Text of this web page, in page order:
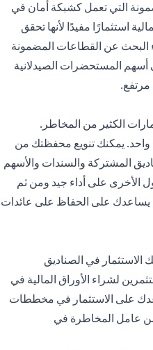
التي تعمل كشبكة أمان في
استثمارًا مفيدًا لأنها تحقق
البحث عن القطاعات المضمونة
المستحضرات الصيدلانية
مرتفع.
الكثير من المخاطر.
واحد. يمكنك تنويع محفظتك من
المشتركة والسندات والأسهم
الأخرى على أداء جيد ومن ثم
يساعدك على الحفاظ على عائدات
الاستثمار في الصناديق
لشراء الأوراق المالية في
على الاستثمار في مخططات
من عامل المخاطرة في